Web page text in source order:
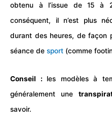
obtenu à l’issue de 15 à
conséquent, il n’est plus
durant des heures, de façon
séance de sport (comme
Conseil : les modèles à
généralement une
savoir.